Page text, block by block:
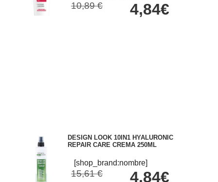
10,89 € 4,84€
DESIGN LOOK 10IN1 HYALURONIC
REPAIR CARE CREMA 250ML
[shop_brand:nombre]
15,61 € 4,84€